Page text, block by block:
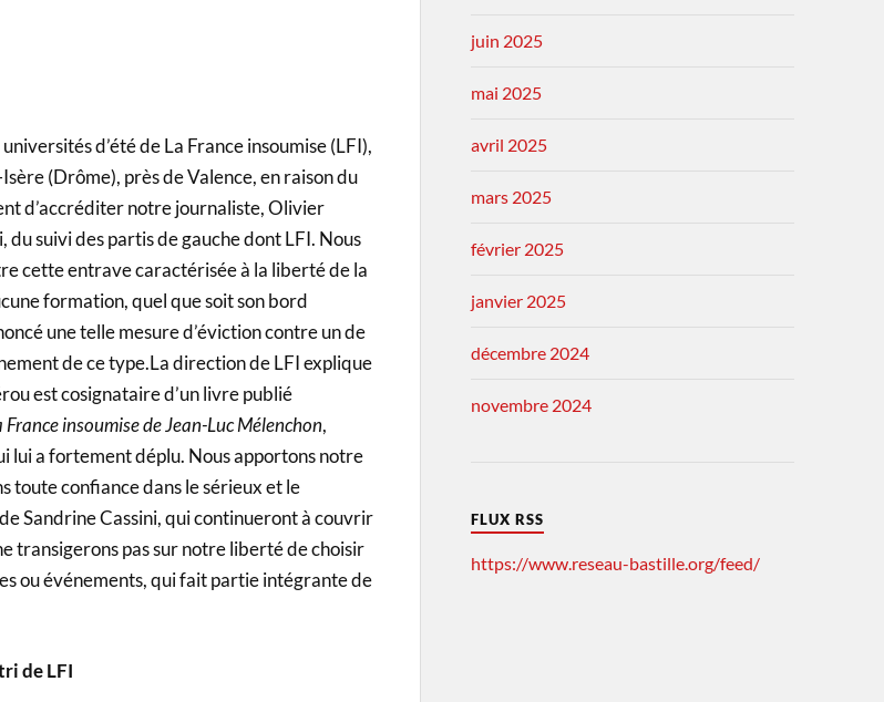
d’été de La France insoumise (LFI),
(Drôme), près de Valence, en raison du
d’accréditer notre journaliste, Olivier
du suivi des partis de gauche dont LFI. Nous
cette entrave caractérisée à la liberté de la
formation, quel que soit son bord
une telle mesure d’éviction contre un de
de ce type.La direction de LFI explique
est cosignataire d’un livre publié
insoumise de Jean-Luc Mélenchon,
lui a fortement déplu. Nous apportons notre
toute confiance dans le sérieux et le
Sandrine Cassini, qui continueront à couvrir
transigerons pas sur notre liberté de choisir
ou événements, qui fait partie intégrante de
de LFI
juin 2025
mai 2025
avril 2025
mars 2025
février 2025
janvier 2025
décembre 2024
novembre 2024
FLUX RSS
https://www.reseau-bastille.org/feed/